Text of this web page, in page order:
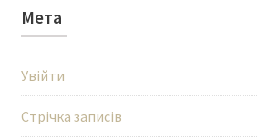
Мета
Увійти
Стрічка записів